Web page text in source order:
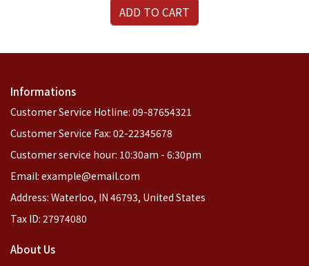
ADD TO CART
Informations
Customer Service Hotline: 09-87654321
Customer Service Fax: 02-22345678
Customer service hour: 10:30am - 6:30pm
Email: example@email.com
Address: Waterloo, IN 46793, United States
Tax ID: 27974080
About Us